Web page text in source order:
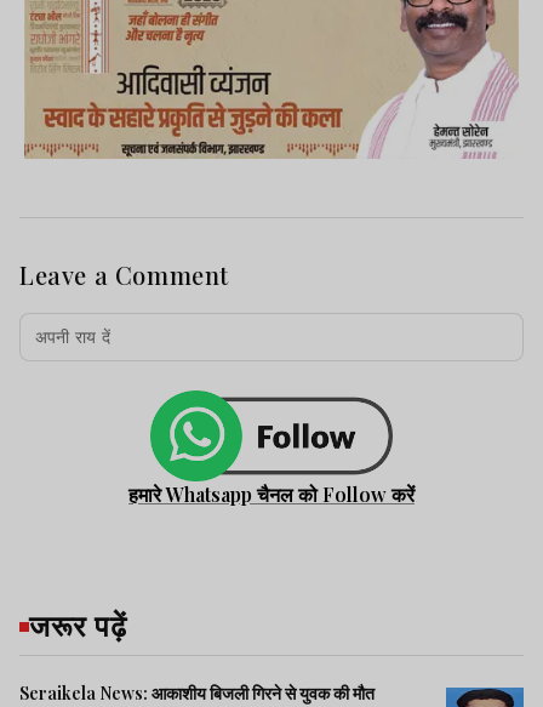
Leave a Comment
हमारे Whatsapp चैनल को Follow करें
जरूर पढ़ें
Seraikela News: आकाशीय बिजली गिरने से युवक की मौत